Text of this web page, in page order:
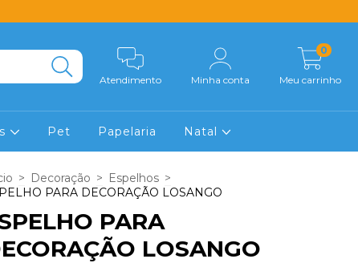
Atendimento Minha conta Meu carrinho
0
Pet Papelaria Natal
> Decoração > Espelhos >
PARA DECORAÇÃO LOSANGO
PARA
LOSANGO